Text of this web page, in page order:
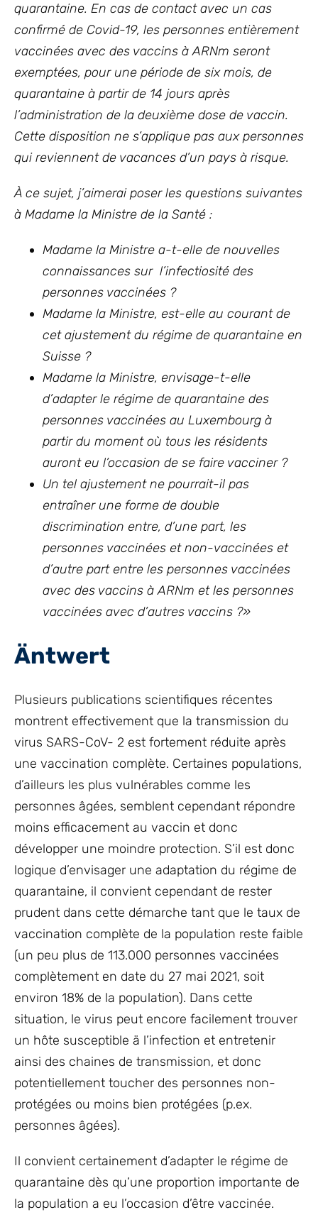
quarantaine. En cas de contact avec un cas
confirmé de Covid-19, les personnes entièrement
vaccinées avec des vaccins à ARNm seront
exemptées, pour une période de six mois, de
quarantaine à partir de 14 jours après
l’administration de la deuxième dose de vaccin.
Cette disposition ne s’applique pas aux personnes
qui reviennent de vacances d’un pays à risque.
À ce sujet, j’aimerai poser les questions suivantes
à Madame la Ministre de la Santé :
Madame la Ministre a-t-elle de nouvelles
connaissances sur l’infectiosité des
personnes vaccinées ?
Madame la Ministre, est-elle au courant de
cet ajustement du régime de quarantaine en
Suisse ?
Madame la Ministre, envisage-t-elle
d’adapter le régime de quarantaine des
personnes vaccinées au Luxembourg à
partir du moment où tous les résidents
auront eu l’occasion de se faire vacciner ?
Un tel ajustement ne pourrait-il pas
entraîner une forme de double
discrimination entre, d’une part, les
personnes vaccinées et non-vaccinées et
d’autre part entre les personnes vaccinées
avec des vaccins à ARNm et les personnes
vaccinées avec d’autres vaccins ?»
Äntwert
Plusieurs publications scientifiques récentes
montrent effectivement que la transmission du
virus SARS-CoV- 2 est fortement réduite après
une vaccination complète. Certaines populations,
d’ailleurs les plus vulnérables comme les
personnes âgées, semblent cependant répondre
moins efficacement au vaccin et donc
développer une moindre protection. S’il est donc
logique d’envisager une adaptation du régime de
quarantaine, il convient cependant de rester
prudent dans cette démarche tant que le taux de
vaccination complète de la population reste faible
(un peu plus de 113.000 personnes vaccinées
complètement en date du 27 mai 2021, soit
environ 18% de la population). Dans cette
situation, le virus peut encore facilement trouver
un hôte susceptible ä l’infection et entretenir
ainsi des chaines de transmission, et donc
potentiellement toucher des personnes non-
protégées ou moins bien protégées (p.ex.
personnes âgées).
Il convient certainement d’adapter le régime de
quarantaine dès qu’une proportion importante de
la population a eu l’occasion d’être vaccinée.